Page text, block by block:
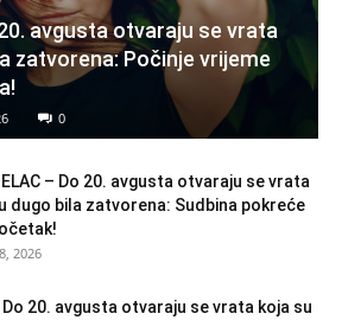
avgusta otvaraju se vrata
zatvorena: Počinje vrijeme
0
– Do 20. avgusta otvaraju se vrata
dugo bila zatvorena: Sudbina pokreće
2026
Do 20. avgusta otvaraju se vrata koja su